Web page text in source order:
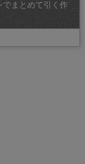
でまとめて引く作